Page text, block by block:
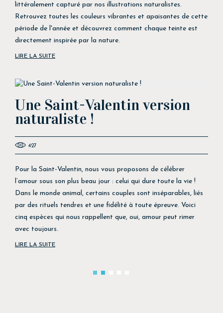
littéralement capturé par nos illustrations naturalistes.
Retrouvez toutes les couleurs vibrantes et apaisantes de cette
période de l'année et découvrez comment chaque teinte est
directement inspirée par la nature.
LIRE LA SUITE
Une Saint-Valentin version
naturaliste !
427
Pour la Saint-Valentin, nous vous proposons de célébrer
l’amour sous son plus beau jour : celui qui dure toute la vie !
Dans le monde animal, certains couples sont inséparables, liés
par des rituels tendres et une fidélité à toute épreuve. Voici
cinq espèces qui nous rappellent que, oui, amour peut rimer
avec toujours.
LIRE LA SUITE